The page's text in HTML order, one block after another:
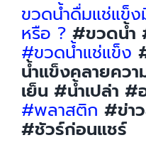
ขวดน้ำดื่มแช่แข็
หรือ ? #ขวดน้ำ
#ขวดน้ำแช่แข็ง
น้ําแข็งคลายควา
เย็น #น้ำเปล่า #
#พลาสติก #ข่า
#ชัวร์ก่อนแชร์